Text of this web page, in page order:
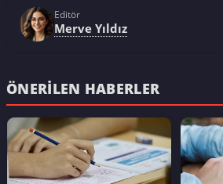
Editör
Merve Yıldız
ÖNERILEN HABERLER